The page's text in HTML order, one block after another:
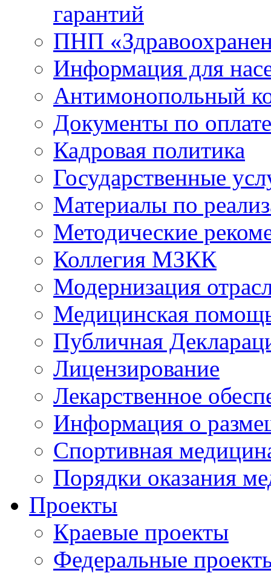
гарантий
ПНП
Информация для
Антимонопольный
Документы по
Кадровая политика
Государственные
Материалы по
Методические
Коллегия МЗКК
Модернизация
Медицинская
Публичная
Лицензирование
Лекарственное
Информация о
Спортивная
Порядки оказания
Проекты
Краевые проекты
Федеральные